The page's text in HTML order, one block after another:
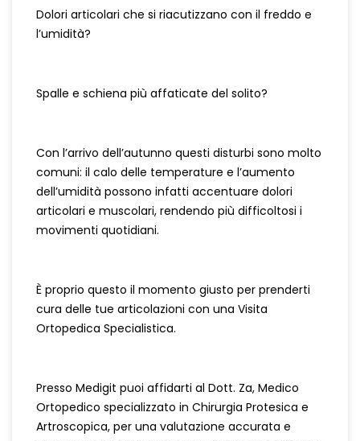
Dolori articolari che si riacutizzano con il freddo e
l’umidità?
Spalle e schiena più affaticate del solito?
Con l’arrivo dell’autunno questi disturbi sono molto
comuni: il calo delle temperature e l’aumento
dell’umidità possono infatti accentuare dolori
articolari e muscolari, rendendo più difficoltosi i
movimenti quotidiani.
È proprio questo il momento giusto per prenderti
cura delle tue articolazioni con una Visita
Ortopedica Specialistica.
Presso Medigit puoi affidarti al Dott. Za, Medico
Ortopedico specializzato in Chirurgia Protesica e
Artroscopica, per una valutazione accurata e